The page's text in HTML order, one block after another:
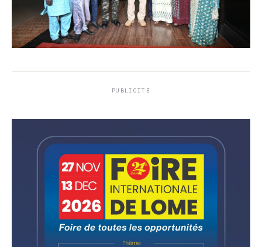
PUBLICITÉ